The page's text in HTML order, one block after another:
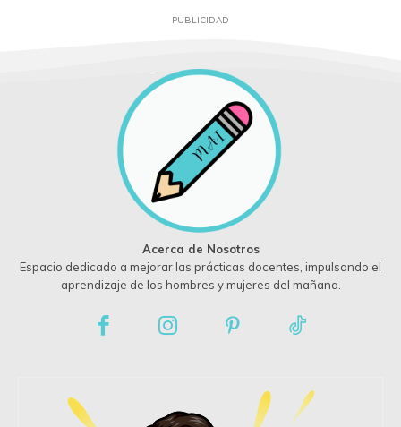
PUBLICIDAD
Acerca de Nosotros
Espacio dedicado a mejorar las prácticas docentes, impulsando el
aprendizaje de los hombres y mujeres del mañana.